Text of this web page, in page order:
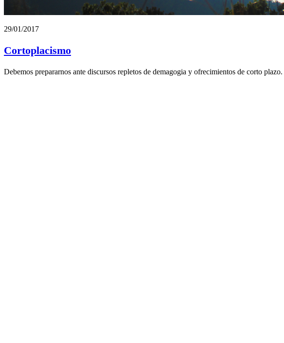
29/01/2017
Cortoplacismo
Debemos prepararnos ante discursos repletos de demagogia y ofrecimientos de corto plazo.